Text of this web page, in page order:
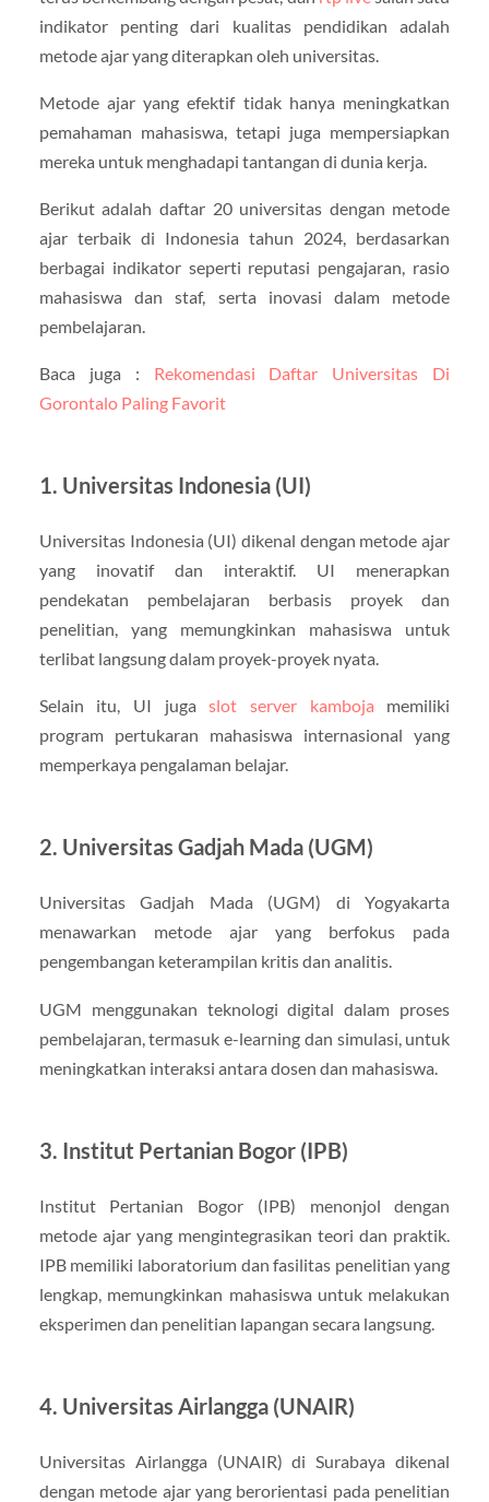
indikator penting dari kualitas pendidikan adalah
metode ajar yang diterapkan oleh universitas.
Metode ajar yang efektif tidak hanya meningkatkan
pemahaman mahasiswa, tetapi juga mempersiapkan
mereka untuk menghadapi tantangan di dunia kerja.
Berikut adalah daftar 20 universitas dengan metode
ajar terbaik di Indonesia tahun 2024, berdasarkan
berbagai indikator seperti reputasi pengajaran, rasio
mahasiswa dan staf, serta inovasi dalam metode
pembelajaran.
Baca juga : Rekomendasi Daftar Universitas Di
Gorontalo Paling Favorit
1. Universitas Indonesia (UI)
Universitas Indonesia (UI) dikenal dengan metode ajar
yang inovatif dan interaktif. UI menerapkan
pendekatan pembelajaran berbasis proyek dan
penelitian, yang memungkinkan mahasiswa untuk
terlibat langsung dalam proyek-proyek nyata.
Selain itu, UI jugaslot server kamboja memiliki
program pertukaran mahasiswa internasional yang
memperkaya pengalaman belajar.
2. Universitas Gadjah Mada (UGM)
Universitas Gadjah Mada (UGM) di Yogyakarta
menawarkan metode ajar yang berfokus pada
pengembangan keterampilan kritis dan analitis.
UGM menggunakan teknologi digital dalam proses
pembelajaran, termasuk e-learning dan simulasi, untuk
meningkatkan interaksi antara dosen dan mahasiswa.
3. Institut Pertanian Bogor (IPB)
Institut Pertanian Bogor (IPB) menonjol dengan
metode ajar yang mengintegrasikan teori dan praktik.
IPB memiliki laboratorium dan fasilitas penelitian yang
lengkap, memungkinkan mahasiswa untuk melakukan
eksperimen dan penelitian lapangan secara langsung.
4. Universitas Airlangga (UNAIR)
Universitas Airlangga (UNAIR) di Surabaya dikenal
dengan metode ajar yang berorientasi pada penelitian